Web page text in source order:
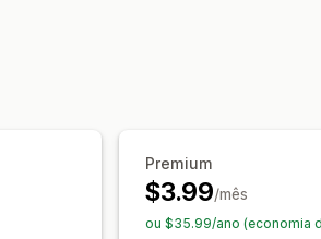
Lembrar de mim
Premium
$3.99/mês
ou $35.99/ano (economia